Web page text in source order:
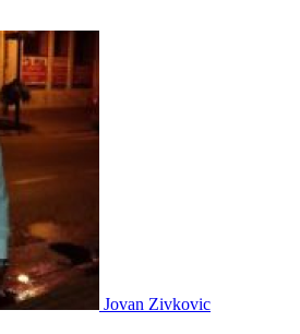
Jovan Zivkovic